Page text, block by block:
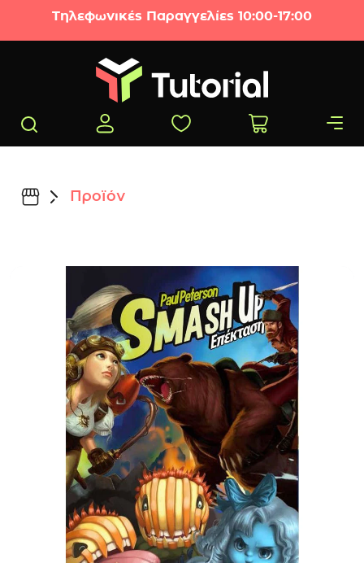
Μετάβαση στο περιεχόμενο
Τηλεφωνικές Παραγγελίες 10:00-17:00
Προϊόν